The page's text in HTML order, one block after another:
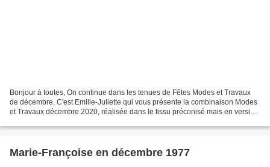
Bonjour à toutes, On continue dans les tenues de Fêtes Modes et Travaux
de décembre. C'est Emilie-Juliette qui vous présente la combinaison Modes
et Travaux décembre 2020, réalisée dans le tissu préconisé mais en version
Marie-Françoise en décembre 1977